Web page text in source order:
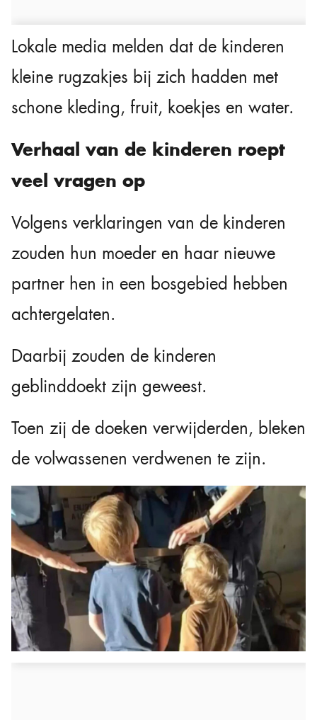
Lokale media melden dat de kinderen
kleine rugzakjes bij zich hadden met
schone kleding, fruit, koekjes en water.
Verhaal van de kinderen roept
veel vragen op
Volgens verklaringen van de kinderen
zouden hun moeder en haar nieuwe
partner hen in een bosgebied hebben
achtergelaten.
Daarbij zouden de kinderen
geblinddoekt zijn geweest.
Toen zij de doeken verwijderden, bleken
de volwassenen verdwenen te zijn.